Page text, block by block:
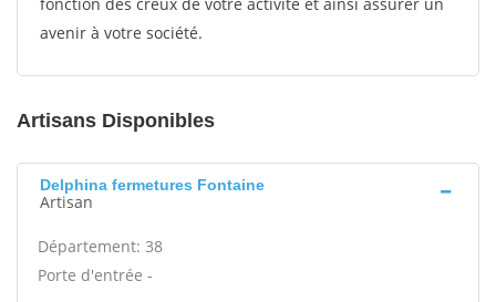
avenir à votre société.
Artisans Disponibles
Delphina fermetures Fontaine
Artisan
Département: 38
Porte d'entrée -